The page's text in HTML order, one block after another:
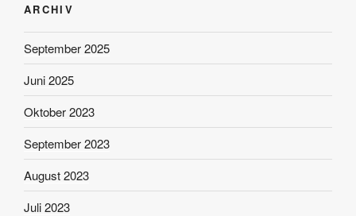
ARCHIV
September 2025
Juni 2025
Oktober 2023
September 2023
August 2023
Juli 2023